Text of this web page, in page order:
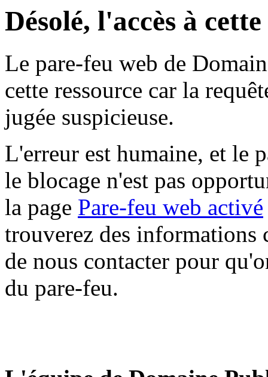
Désolé, l'accès à
Le pare-feu web de
cette ressource car la
jugée suspicieuse.
L'erreur est humaine, et le
le blocage n'est pas
la page Pare-feu web activé
trouverez des informations
de nous contacter pour
du pare-feu.